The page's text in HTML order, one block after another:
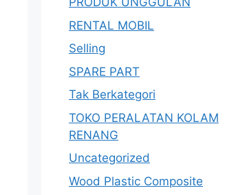
RENTAL MOBIL
Selling
SPARE PART
Tak Berkategori
TOKO PERALATAN KOLAM
RENANG
Uncategorized
Wood Plastic Composite